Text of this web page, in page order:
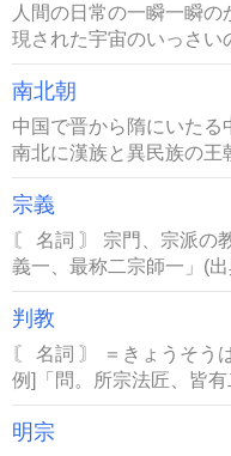
人間の日常の一瞬一瞬
現された宇宙のいっさい
南北朝
中国で晋から隋にいた
南北に漢族と異民族の王
宗義
〘 名詞 〙 宗門、宗派の
義一、最称二宗師一」(
判教
〘 名詞 〙 ＝きょうそう
例]「問。所宗法匠、皆
明宗